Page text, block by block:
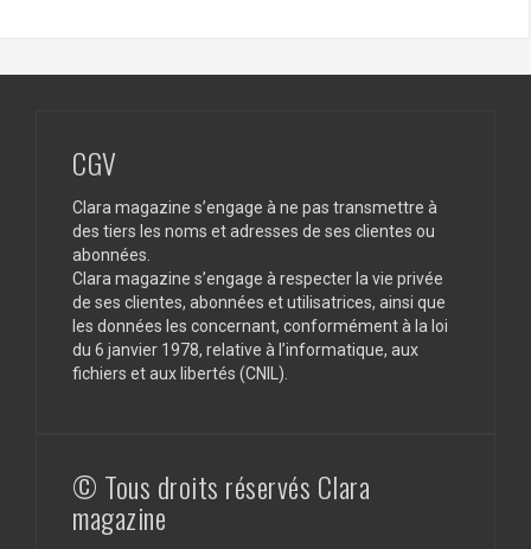
CGV
Clara magazine s’engage à ne pas transmettre à
des tiers les noms et adresses de ses clientes ou
abonnées.
Clara magazine s’engage à respecter la vie privée
de ses clientes, abonnées et utilisatrices, ainsi que
les données les concernant, conformément à la loi
du 6 janvier 1978, relative à l’informatique, aux
fichiers et aux libertés (CNIL).
© Tous droits réservés Clara
magazine